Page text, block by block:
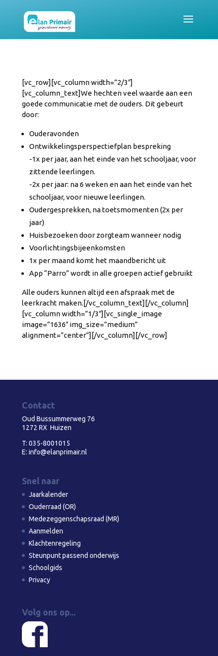
[vc_row][vc_column width=”2/3″]
[vc_column_text]We hechten veel waarde aan een
goede communicatie met de ouders. Dit gebeurt
door:
Ouderavonden
Ontwikkelingsperspectiefplan bespreking
-1x per jaar, aan het einde van het schooljaar, voor
zittende leerlingen.
-2x per jaar: na 6 weken en aan het einde van het
schooljaar, voor nieuwe leerlingen.
Oudergesprekken, na toetsmomenten (2x per
jaar)
Huisbezoeken door zorgteam wanneer nodig
Voorlichtingsbijeenkomsten
1x per maand komt het maandbericht uit
App “Parro” wordt in alle groepen actief gebruikt
Alle ouders kunnen altijd een afspraak met de
leerkracht maken.[/vc_column_text][/vc_column]
[vc_column width=”1/3″][vc_single_image
image=”1636″ img_size=”medium”
alignment=”center”][/vc_column][/vc_row]
Contact
Oud Bussummerweg 76
1272 RX Huizen
T: 035-8001015
E: info@elanprimair.nl
Snel naar
Jaarkalender
Ouderraad (OR)
Medezeggenschapsraad (MR)
Aanmelden
Klachtenregeling
Steunpunt passend onderwijs
Schoolgids
Privacy
Volg ons op...